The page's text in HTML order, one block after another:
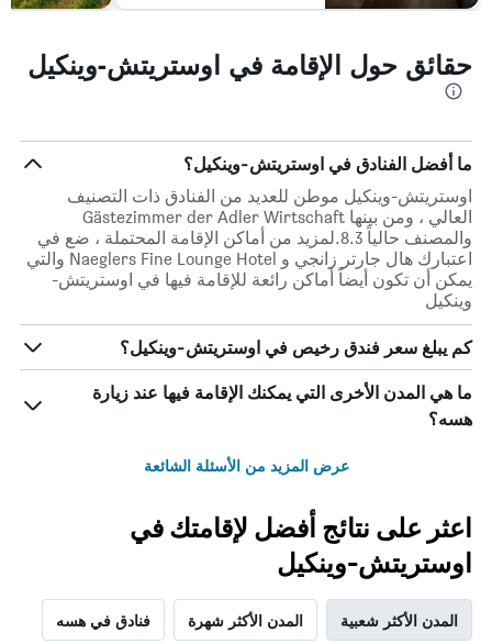
حقائق حول الإقامة في اوستريتش-وينكيل
ما أفضل الفنادق في اوستريتش-وينكيل؟
اوستريتش-وينكيل موطن للعديد من الفنادق ذات التصنيف
العالي ، ومن بينها Gästezimmer der Adler Wirtschaft
والمصنف حالياً 8.3.لمزيد من أماكن الإقامة المحتملة ، ضع في
اعتبارك هال جارتر زانجي و Naeglers Fine Lounge Hotel والتي
يمكن أن تكون أيضاً أماكن رائعة للإقامة فيها في اوستريتش-
وينكيل
كم يبلغ سعر فندق رخيص في اوستريتش-وينكيل؟
ما هي المدن الأخرى التي يمكنك الإقامة فيها عند زيارة
هسه؟
عرض المزيد من الأسئلة الشائعة
اعثر على نتائج أفضل لإقامتك في
اوستريتش-وينكيل
المدن الأكثر شعبية المدن الأكثر شهرة فنادق في هسه